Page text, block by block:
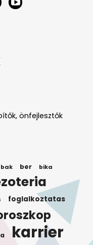
önfejlesztők
bak ber bika
foglalkoztatas
karrier